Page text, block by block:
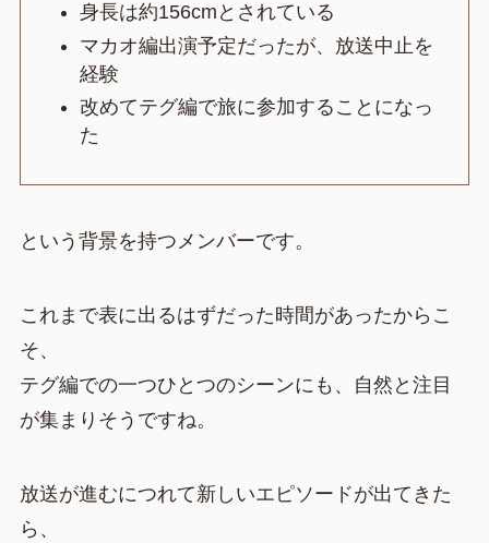
身長は約156cmとされている
マカオ編出演予定だったが、放送中止を
経験
改めてテグ編で旅に参加することになっ
た
という背景を持つメンバーです。
これまで表に出るはずだった時間があったからこ
そ、
テグ編での一つひとつのシーンにも、自然と注目
が集まりそうですね。
放送が進むにつれて新しいエピソードが出てきた
ら、